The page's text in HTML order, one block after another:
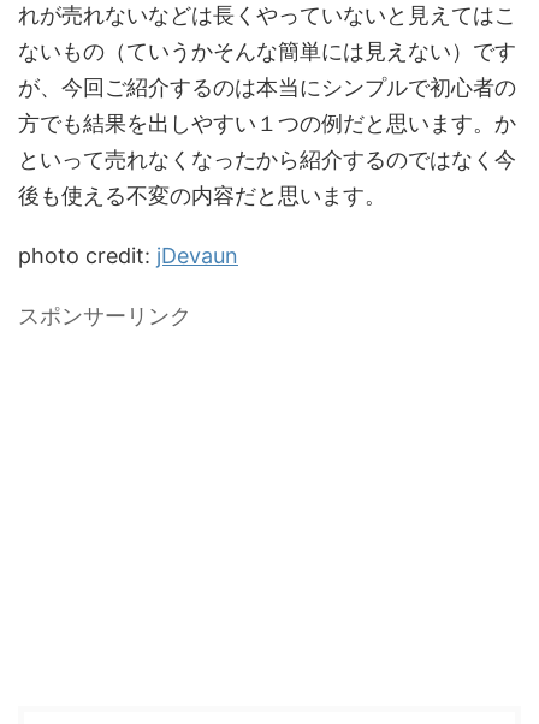
れが売れないなどは長くやっていないと見えてはこ
ないもの（ていうかそんな簡単には見えない）です
が、今回ご紹介するのは本当にシンプルで初心者の
方でも結果を出しやすい１つの例だと思います。か
といって売れなくなったから紹介するのではなく今
後も使える不変の内容だと思います。
photo credit: jDevaun
スポンサーリンク